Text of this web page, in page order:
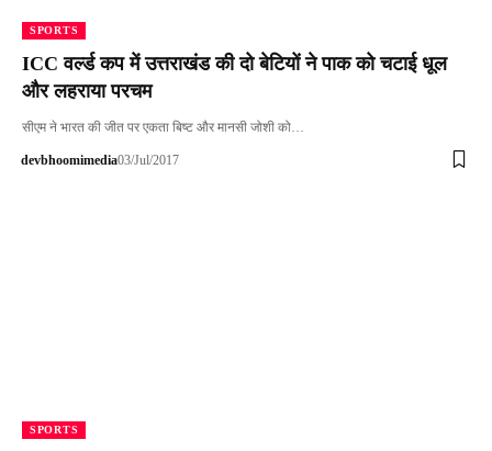
SPORTS
ICC वर्ल्ड कप में उत्तराखंड की दो बेटियों ने पाक को चटाई धूल
और लहराया परचम
सीएम ने भारत की जीत पर एकता बिष्ट और मानसी जोशी को…
devbhoomimedia03/Jul/2017
SPORTS